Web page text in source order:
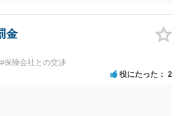
提案するのが良いかと思います。威圧
、民事調停を利用しては如何でしょう
金
#保険会社との交渉
役にたった 2